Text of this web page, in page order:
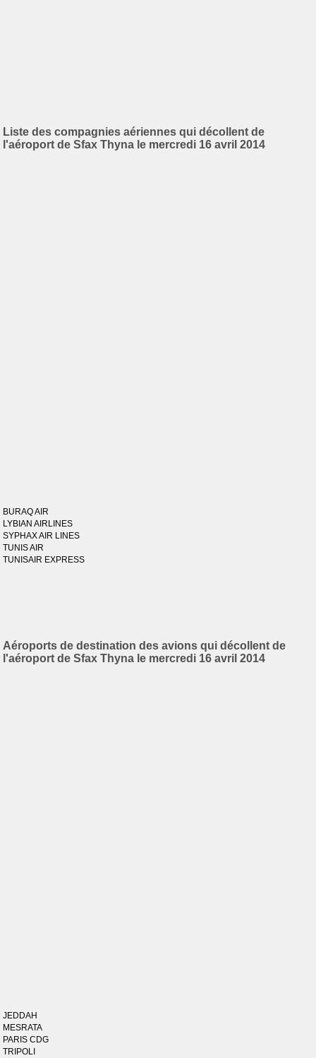
Liste des compagnies aériennes qui décollent de
l'aéroport de Sfax Thyna le mercredi 16 avril 2014
BURAQ AIR
LYBIAN AIRLINES
SYPHAX AIR LINES
TUNIS AIR
TUNISAIR EXPRESS
Aéroports de destination des avions qui décollent de
l'aéroport de Sfax Thyna le mercredi 16 avril 2014
JEDDAH
MESRATA
PARIS CDG
TRIPOLI